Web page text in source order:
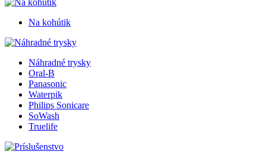
Na kohútik
Náhradné trysky
Oral-B
Panasonic
Waterpik
Philips Sonicare
SoWash
Truelife